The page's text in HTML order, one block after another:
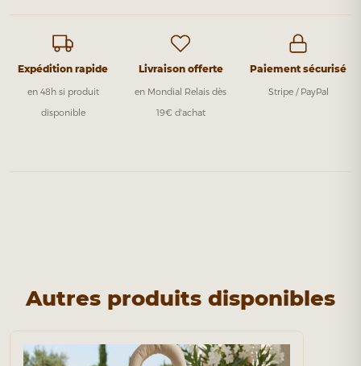
Expédition rapide
en 48h si produit
disponible
Livraison offerte
en Mondial Relais dès
19€ d'achat
Paiement sécurisé
Stripe / PayPal
Autres produits disponibles